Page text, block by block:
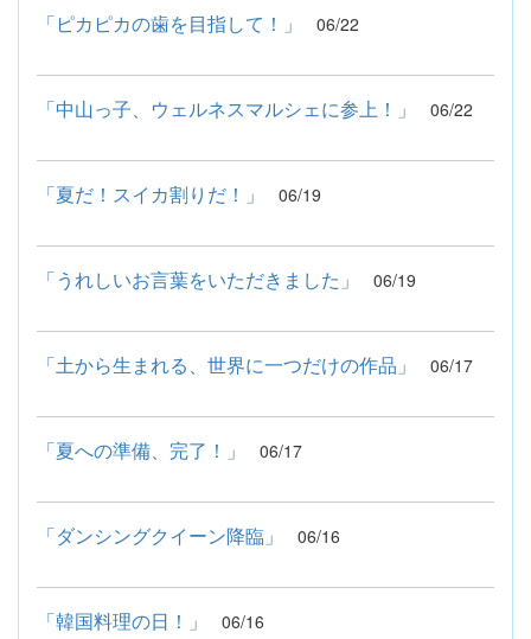
「ピカピカの歯を目指して！」 06/22
「中山っ子、ウェルネスマルシェに参上！」 06/22
「夏だ！スイカ割りだ！」 06/19
「うれしいお言葉をいただきました」 06/19
「土から生まれる、世界に一つだけの作品」 06/17
「夏への準備、完了！」 06/17
「ダンシングクイーン降臨」 06/16
「韓国料理の日！」 06/16